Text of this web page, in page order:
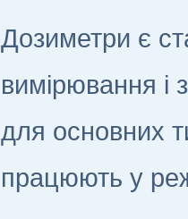
Дозиметри є
вимірювання і
для основних
працюють у